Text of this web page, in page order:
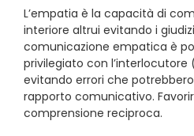
L’empatia è la capacità di
interiore altrui evitando i
comunicazione empatica è
privilegiato con l’interlocutore
evitando errori che
rapporto comunicativo.
comprensione reciproca.